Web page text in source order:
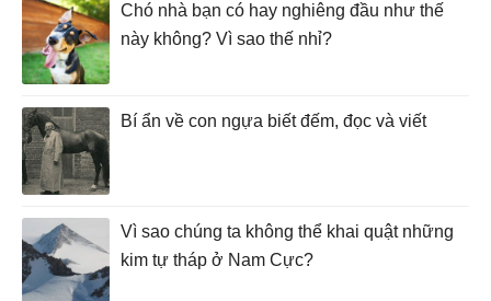
Chó nhà bạn có hay nghiêng đầu như thế
này không? Vì sao thế nhỉ?
Bí ẩn về con ngựa biết đếm, đọc và viết
Vì sao chúng ta không thể khai quật những
kim tự tháp ở Nam Cực?